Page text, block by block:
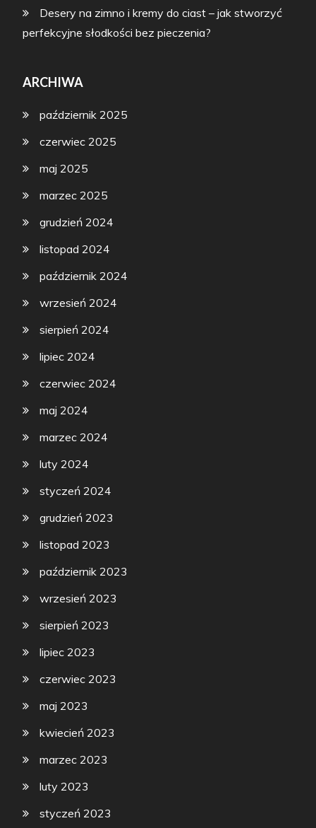
Desery na zimno i kremy do ciast – jak stworzyć
perfekcyjne słodkości bez pieczenia?
ARCHIWA
październik 2025
czerwiec 2025
maj 2025
marzec 2025
grudzień 2024
listopad 2024
październik 2024
wrzesień 2024
sierpień 2024
lipiec 2024
czerwiec 2024
maj 2024
marzec 2024
luty 2024
styczeń 2024
grudzień 2023
listopad 2023
październik 2023
wrzesień 2023
sierpień 2023
lipiec 2023
czerwiec 2023
maj 2023
kwiecień 2023
marzec 2023
luty 2023
styczeń 2023